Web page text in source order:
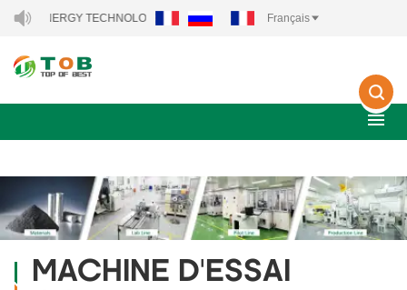
ENERGY TECHNOLOGY CO., LTD.. Français
MACHINE D'ESSAI